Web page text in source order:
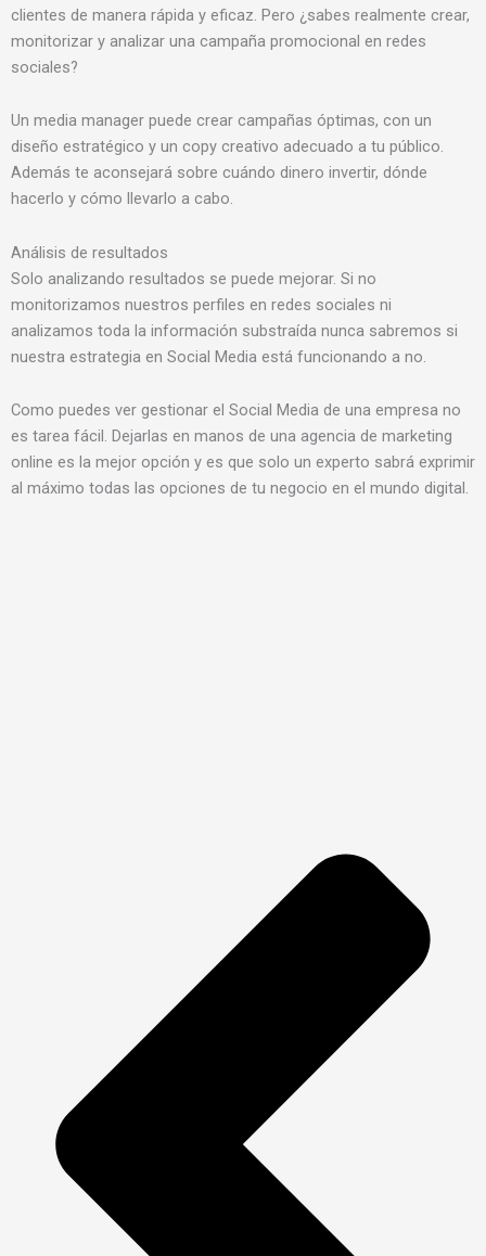
clientes de manera rápida y eficaz. Pero ¿sabes realmente crear,
monitorizar y analizar una campaña promocional en redes
sociales?
Un media manager puede crear campañas óptimas, con un
diseño estratégico y un copy creativo adecuado a tu público.
Además te aconsejará sobre cuándo dinero invertir, dónde
hacerlo y cómo llevarlo a cabo.
Análisis de resultados
Solo analizando resultados se puede mejorar. Si no
monitorizamos nuestros perfiles en redes sociales ni
analizamos toda la información substraída nunca sabremos si
nuestra estrategia en Social Media está funcionando a no.
Como puedes ver gestionar el Social Media de una empresa no
es tarea fácil. Dejarlas en manos de una agencia de marketing
online es la mejor opción y es que solo un experto sabrá exprimir
al máximo todas las opciones de tu negocio en el mundo digital.